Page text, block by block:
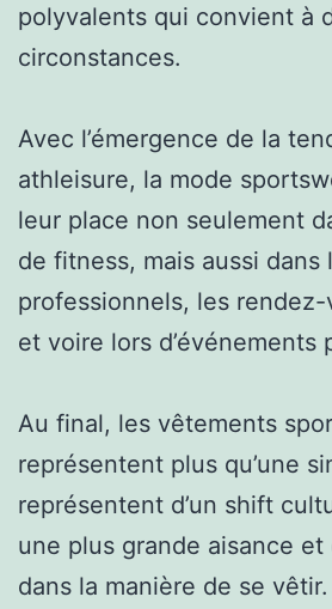
polyvalents qui convient à
circonstances.
Avec l’émergence de la
athleisure, la mode
leur place non seulement
de fitness, mais aussi dans
professionnels, les
et voire lors d’événements
Au final, les vêtements
représentent plus qu’une
représentent d’un shift
une plus grande aisance
dans la manière de se vêtir.